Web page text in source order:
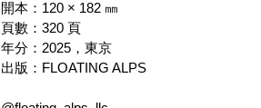
開本：120 × 182 ㎜
頁數：320 頁
年分：2025，東京
出版：FLOATING ALPS